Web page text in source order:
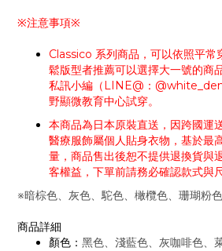
※注意事項※
Classico 系列商品，可以依照平常
鬆版型者推薦可以選擇大一號的商
私訊小編（LINE@：
野顯微教育中心試穿。
本商品為日本原裝直送，因跨國運
醫療服飾屬個人貼身衣物，基於最
量，商品售出後恕不提供退換貨與
客權益，下單前請務必確認款式與尺
※暗棕色、灰色、駝色、橄欖色、珊瑚粉
商品詳細
顏色： 黑色、淺藍色、灰咖啡色、